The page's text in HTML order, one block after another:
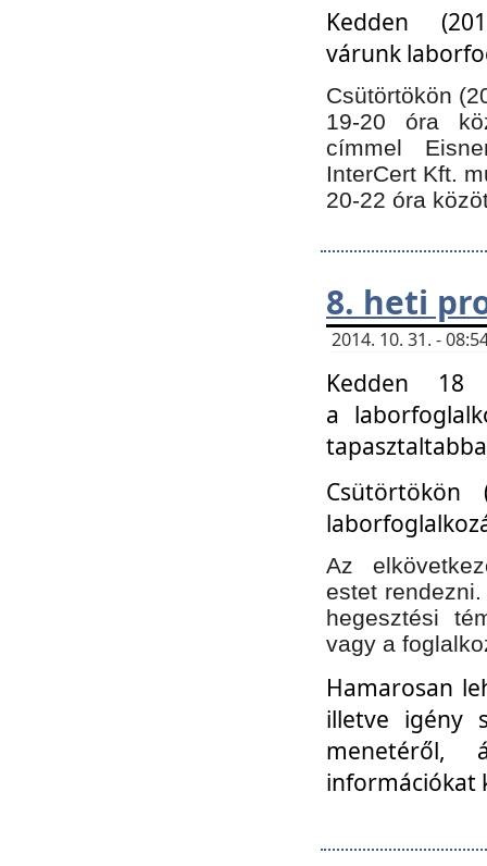
Kedden
várunk
Csütörtökön
19-20 óra
címmel
InterCert Kft.
20-22 óra
8. heti
2014. 10. 31. -
Kedden 18
a
Az
estet
hegesztési
vagy a
Hamarosan
illetve igény
menetéről,
információkat